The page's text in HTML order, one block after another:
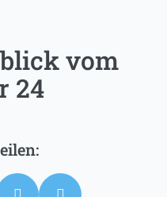
vom
24